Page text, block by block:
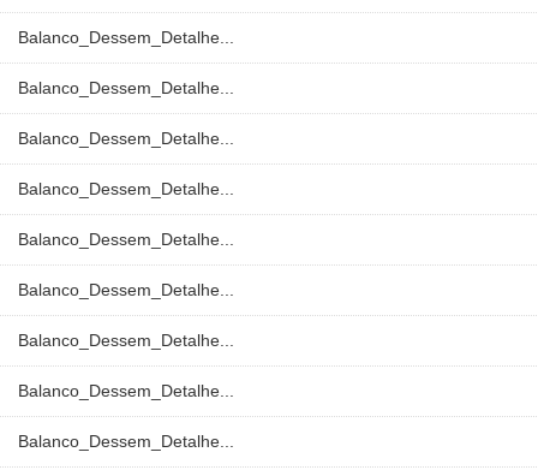
Balanco_Dessem_Detalhe...
Balanco_Dessem_Detalhe...
Balanco_Dessem_Detalhe...
Balanco_Dessem_Detalhe...
Balanco_Dessem_Detalhe...
Balanco_Dessem_Detalhe...
Balanco_Dessem_Detalhe...
Balanco_Dessem_Detalhe...
Balanco_Dessem_Detalhe...